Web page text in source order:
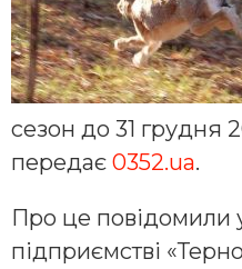
сезон до 31 грудня
передає 0352.ua.
Про це повідомили
підприємстві